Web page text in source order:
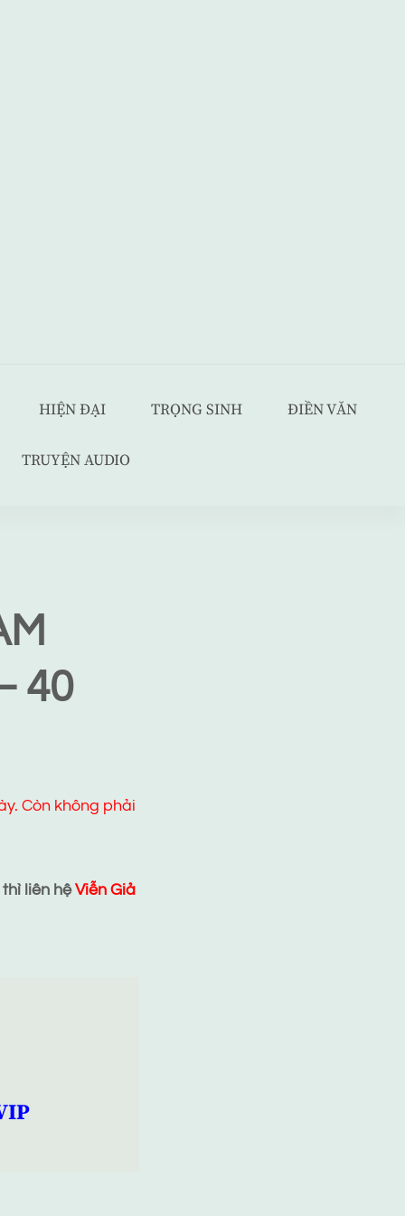
HIỆN ĐẠI TRỌNG SINH ĐIỀN VĂN
TRUYỆN AUDIO
40
Còn không phải
liên hệViễn Giả